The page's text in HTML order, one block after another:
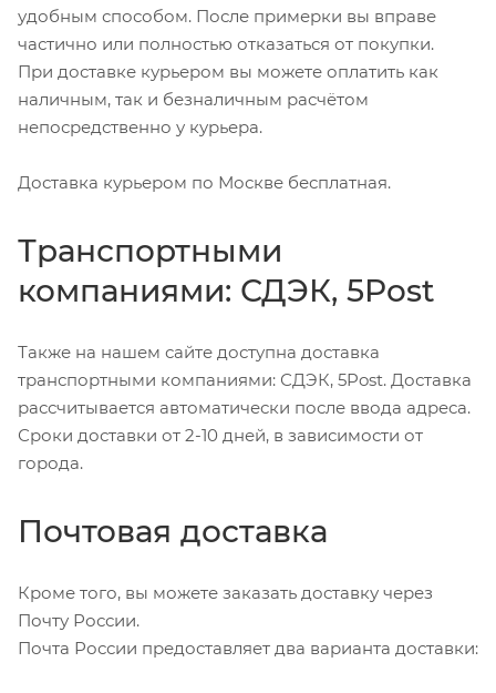
удобным способом. После примерки вы вправе
частично или полностью отказаться от покупки.
При доставке курьером вы можете оплатить как
наличным, так и безналичным расчётом
непосредственно у курьера.
Доставка курьером по Москве бесплатная.
Транспортными
компаниями: СДЭК, 5Post
Также на нашем сайте доступна доставка
транспортными компаниями: СДЭК, 5Post. Доставка
рассчитывается автоматически после ввода адреса.
Сроки доставки от 2-10 дней, в зависимости от
города.
Почтовая доставка
Кроме того, вы можете заказать доставку через
Почту России.
Почта России предоставляет два варианта доставки: